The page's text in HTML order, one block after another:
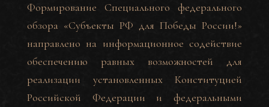
Формирование Специального федерального
обзора «Субъекты РФ для Победы России!»
направлено на информационное содействие
обеспечению равных возможностей для
реализации установленных Конституцией
Российской Федерации и федеральными